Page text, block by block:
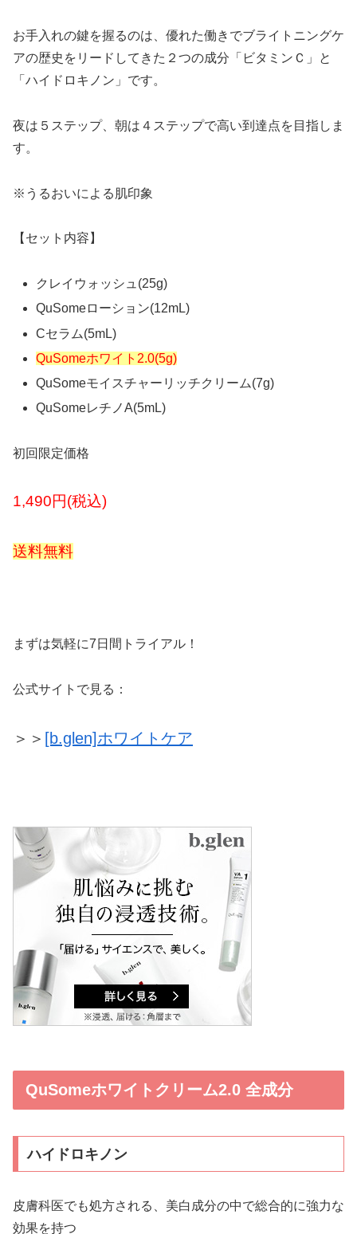
お手入れの鍵を握るのは、優れた働きでブライトニングケ
アの歴史をリードしてきた２つの成分「ビタミンＣ」と
「ハイドロキノン」です。
夜は５ステップ、朝は４ステップで高い到達点を目指しま
す。
※うるおいによる肌印象
【セット内容】
クレイウォッシュ(25g)
QuSomeローション(12mL)
Cセラム(5mL)
QuSomeホワイト2.0(5g)
QuSomeモイスチャーリッチクリーム(7g)
QuSomeレチノA(5mL)
初回限定価格
1,490円(税込)
送料無料
まずは気軽に7日間トライアル！
公式サイトで見る：
＞＞ [b.glen]ホワイトケア
QuSomeホワイトクリーム2.0 全成分
ハイドロキノン
皮膚科医でも処方される、美白成分の中で総合的に強力な
効果を持つ